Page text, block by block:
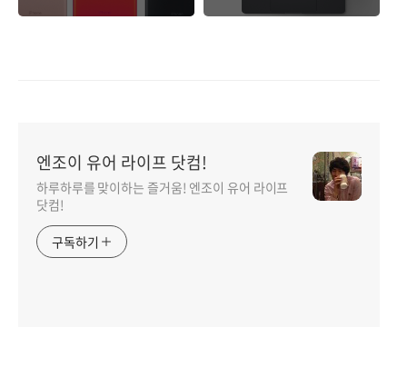
맥북프로.
엔조이 유어 라이프 닷컴!
하루하루를 맞이하는 즐거움! 엔조이 유어 라이프
닷컴!
구독하기